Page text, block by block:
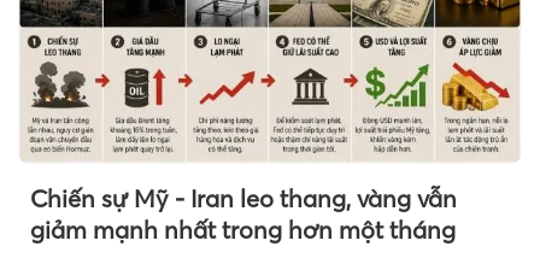
Chiến sự Mỹ - Iran leo thang, vàng vẫn
giảm mạnh nhất trong hơn một tháng